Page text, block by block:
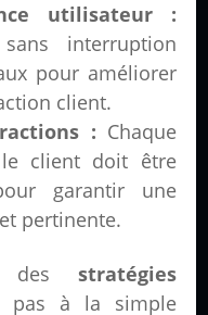
utilisateur :
interruption
pour améliorer
client.
: Chaque
client doit être
garantir une
pertinente.
des stratégies
pas à la simple